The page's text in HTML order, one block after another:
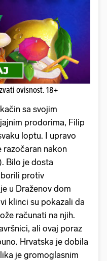
ovisnost. 18+
sa svojim
prodorima, Filip
loptu. I upravo
nakon
Bilo je dosta
borili protiv
u Draženov dom
klinci su pokazali da
računati na njih.
ali ovaj poraz
Hrvatska je dobila
je gromoglasnim